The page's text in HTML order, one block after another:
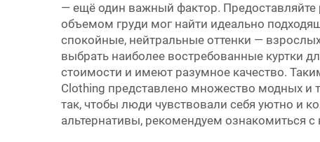
— ещё один важный фактор.
объемом груди мог найти идеально
спокойные, нейтральные оттенки —
выбрать наиболее востребованные куртки
стоимости и имеют разумное качество.
Clothing представлено множество модных и
так, чтобы люди чувствовали себя уютно и
альтернативы, рекомендуем ознакомиться